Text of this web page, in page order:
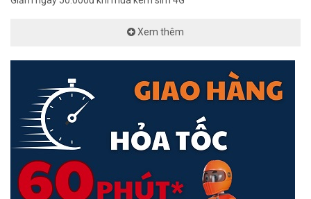
Khả năng phủ sóng rộng là một yếu tố quan trọng khác mà Tenda
ngay cả trong các khu vực có tín hiệu yếu. Điều này đặc biệt hữu ích
khi bạn di chuyển hoặc sử dụng mạng di động trong những nơi xa
trung tâm.
Tiện ích thông minh - Tenda 4G03 cho phép chia sẻ WiFi và bảo
mật mạng dễ dàng
Tenda 4G03 cũng được trang bị các tính năng thông minh nhằm
Xem thêm